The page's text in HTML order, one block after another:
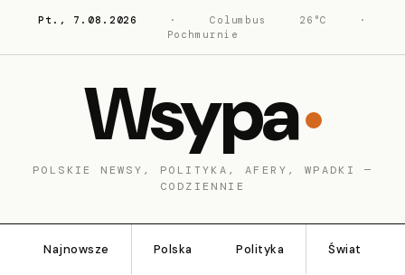
Pt., 7.08.2026 · Columbus 26°C
·
Pochmurnie
Wsypa
POLSKIE NEWSY, POLITYKA, AFERY, WPADKI —
CODZIENNIE
Najnowsze Polska Polityka Świat